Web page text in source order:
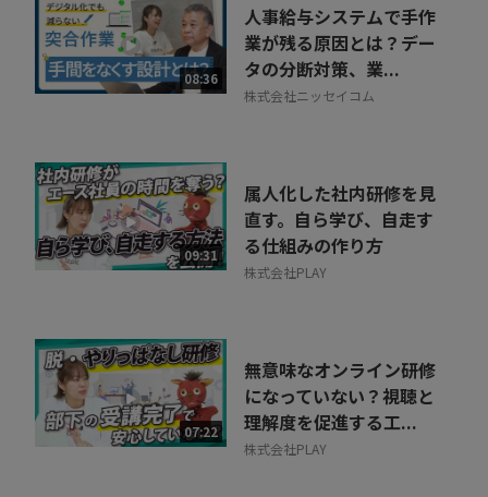
08:36
人事給与システムで手作
業が残る原因とは？デー
タの分断対策、業...
株式会社ニッセイコム
09:31
属人化した社内研修を見
直す。自ら学び、自走す
る仕組みの作り方
株式会社PLAY
07:22
無意味なオンライン研修
になっていない？視聴と
理解度を促進する工...
株式会社PLAY